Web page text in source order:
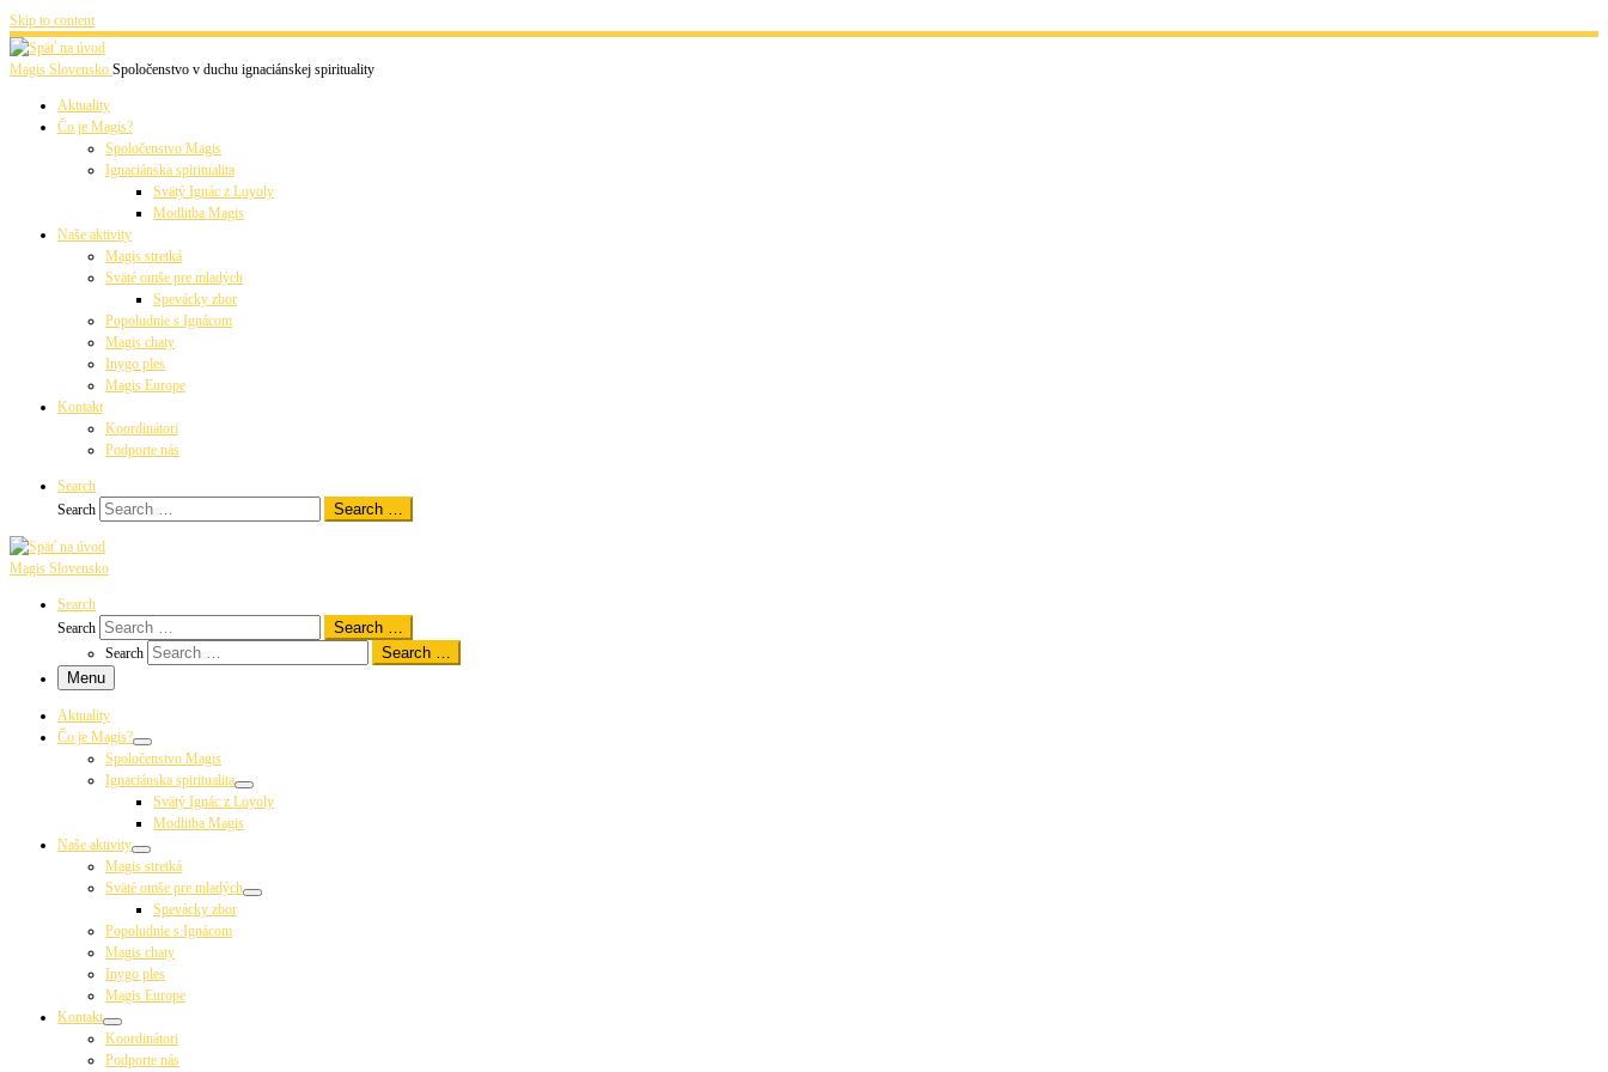
Skip to content
Magis Slovensko Spoločenstvo v duchu ignaciánskej spirituality
Aktuality
Čo je Magis?
Spoločenstvo Magis
Ignaciánska spiritualita
Svätý Ignác z Loyoly
Modlitba Magis
Naše aktivity
Magis stretká
Sväté omše pre mladých
Spevácky zbor
Popoludnie s Ignácom
Magis chaty
Inygo ples
Magis Europe
Kontakt
Koordinátori
Podporte nás
Search
Search
Search …
Magis Slovensko
Search
Search
Search …
Search
Search …
Menu
Aktuality
Čo je Magis?
Spoločenstvo Magis
Ignaciánska spiritualita
Svätý Ignác z Loyoly
Modlitba Magis
Naše aktivity
Magis stretká
Sväté omše pre mladých
Spevácky zbor
Popoludnie s Ignácom
Magis chaty
Inygo ples
Magis Europe
Kontakt
Koordinátori
Podporte nás